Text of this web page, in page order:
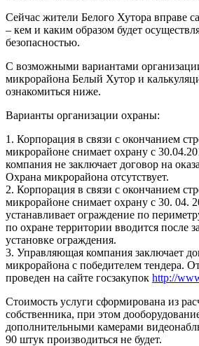
Сейчас жители Белого Хутора вправе
– кем и каким образом будет
безопасностью.
С возможными вариантами
микрорайона Белый Хутор и
ознакомиться ниже.
Варианты организации охраны:
1. Корпорация в связи с окончанием
микрорайоне снимает охрану с
компания не заключает договор на
Охрана микрорайона отсутствует.
2. Корпорация в связи с окончанием
микрорайоне снимает охрану с 30.
устанавливает ограждение по
по охране территории вводится после
установке ограждения.
3. Управляющая компания заключает
микрорайона с победителем тендера.
проведен на сайте госзакупок http://
Стоимость услуги сформирована из
собственника, при этом
дополнительными камерами
90 штук производиться не будет.